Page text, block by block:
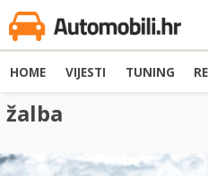
HOME VIJESTI TUNING
žalba